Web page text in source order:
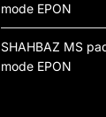
mode EPON
SHAHBAZ MS
mode EPON